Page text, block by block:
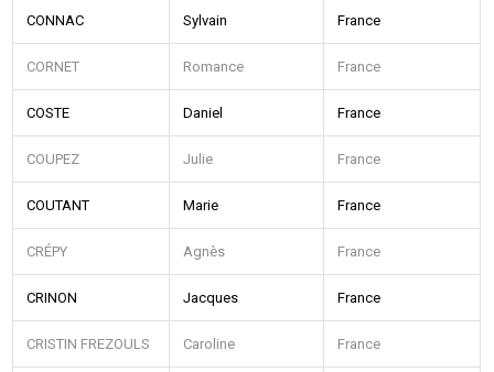
CONNAC Sylvain France
CORNET Romance France
COSTE Daniel France
COUPEZ Julie France
COUTANT Marie France
CRÉPY Agnès France
CRINON Jacques France
CRISTIN FREZOULS Caroline France